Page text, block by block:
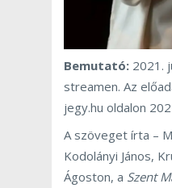
Bemutató: 2021.
streamen. Az
jegy.hu oldalon
A szöveget írta –
Kodolányi János,
Ágoston, a Szent